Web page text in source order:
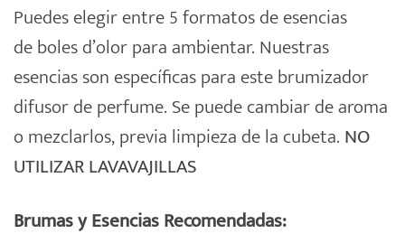
Puedes elegir entre 5 formatos de esencias
deboles d’olorpara ambientar. Nuestras
esencias son específicas para este brumizador
difusor de perfume. Se puede cambiar de aroma
o mezclarlos, previa limpieza de la cubeta. NO
UTILIZAR LAVAVAJILLAS
Brumas y Esencias Recomendadas: